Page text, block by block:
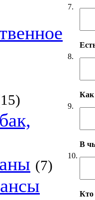
(7)
7.
8.
9.
Как
10.
В
Кто